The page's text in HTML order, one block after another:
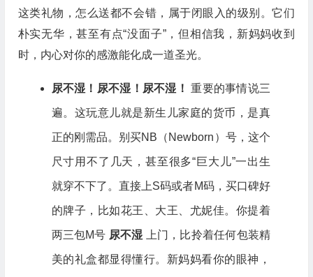
这类礼物，怎么送都不会错，属于闭眼入的级别。它们
朴实无华，甚至有点“没面子”，但相信我，新妈妈收到
时，内心对你的感激能化成一道圣光。
尿不湿！尿不湿！尿不湿！重要的事情说三
遍。这玩意儿就是新生儿家庭的货币，是真
正的刚需品。别买NB（Newborn）号，这个
尺寸用不了几天，甚至很多“巨大儿”一出生
就穿不下了。直接上S码或者M码，买口碑好
的牌子，比如花王、大王、尤妮佳。你提着
两三包M号 尿不湿 上门，比拎着任何包装精
美的礼盒都显得懂行。新妈妈看你的眼神，